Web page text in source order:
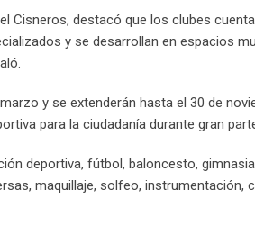
Cisneros, destacó que los clubes
y se desarrollan en espacios
y se extenderán hasta el 30 de
para la ciudadanía durante gran
deportiva, fútbol, baloncesto,
maquillaje, solfeo,